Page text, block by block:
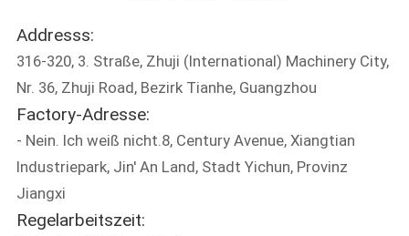
UNS
FABRIK-
AUSFLUG
QUALITÄTSKONTROLLE
Addresss:
316-320, 3. Straße, Zhuji (International) Machinery City,
Nr. 36, Zhuji Road, Bezirk Tianhe, Guangzhou
Factory-Adresse:
- Nein. Ich weiß nicht.8, Century Avenue, Xiangtian
Industriepark, Jin' An Land, Stadt Yichun, Provinz
Jiangxi
Regelarbeitszeit: